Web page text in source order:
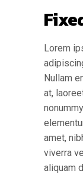
Lorem
Nullam
at,
amet,
viverra
aliquam